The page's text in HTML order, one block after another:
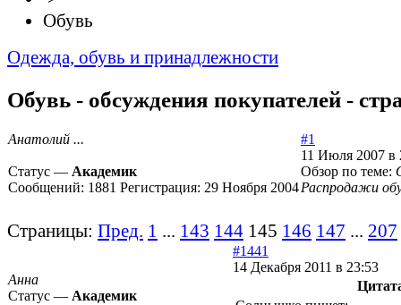
Обувь
Одежда, обувь и принадлежности
Обувь - обсуждения покупателей -
Анатолий ...
Статус — Академик
Сообщений: 1881 Регистрация: 29 Ноября 2004
#1
11 Июля 2007 в
Обзор по теме:
Распродажи
Страницы: Пред. 1 ... 143 144 145 146 147 ... 207
Анна
Статус — Академик
#1441
14 Декабря 2011 в 23:53